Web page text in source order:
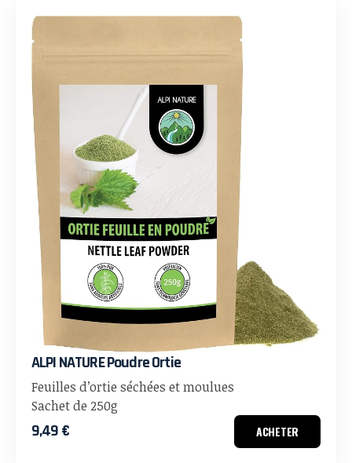
ALPI NATURE Poudre Ortie
Feuilles d’ortie séchées et moulues
Sachet de 250g
9,49 € ACHETER